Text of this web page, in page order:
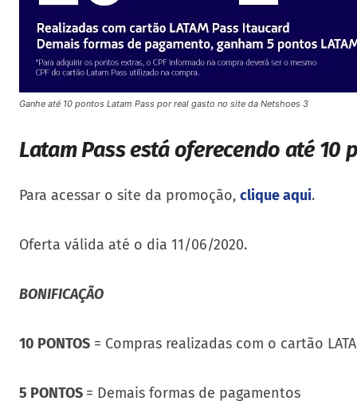
Ganhe até 10 pontos Latam Pass por real gasto no site da Netshoes 3
Latam Pass está oferecendo até
Para acessar o site da promoção, clique aqui.
Oferta válida até o dia 11/06/2020.
BONIFICAÇÃO
10 PONTOS = Compras realizadas com o cartão
5 PONTOS = Demais formas de pagamentos